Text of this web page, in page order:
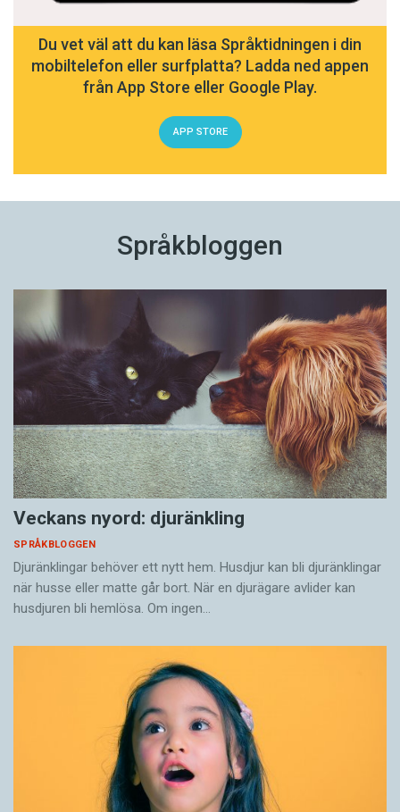
Du vet väl att du kan läsa Språktidningen i din
mobiltelefon eller surfplatta? Ladda ned appen
från App Store eller Google Play.
APP STORE
Språkbloggen
Veckans nyord: djuränkling
SPRÅKBLOGGEN
Djuränklingar behöver ett nytt hem. Husdjur kan bli djuränklingar
när husse eller matte går bort. När en djurägare avlider kan
husdjuren bli hemlösa. Om ingen…